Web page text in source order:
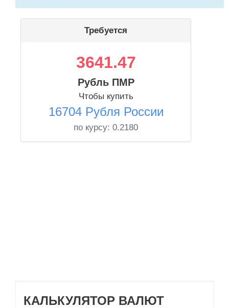
Требуется
3641.47
Рубль ПМР
Чтобы купить
16704 Рубля России
по курсу: 0.2180
КАЛЬКУЛЯТОР ВАЛЮТ